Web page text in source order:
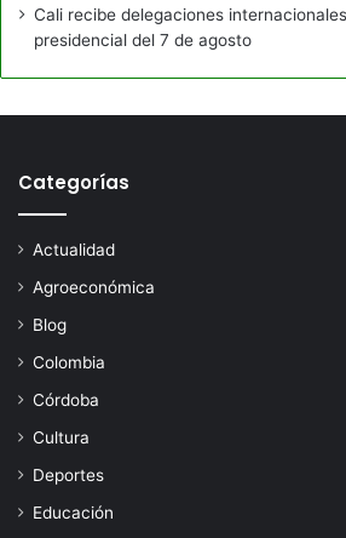
Cali recibe delegaciones
presidencial del 7 de agosto
Categorías
Actualidad
Agroeconómica
Blog
Colombia
Córdoba
Cultura
Deportes
Educación